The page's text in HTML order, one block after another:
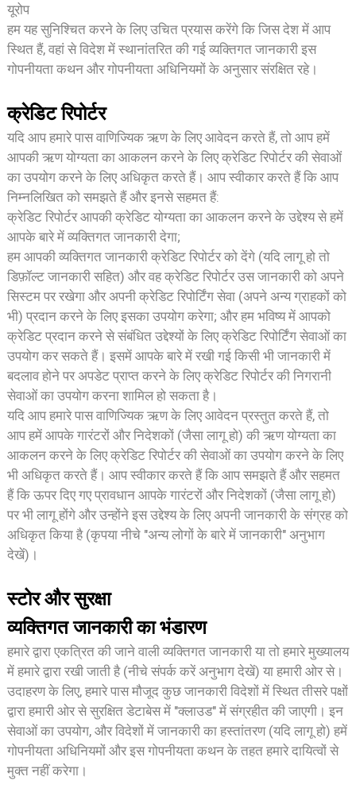
यूरोप
हम यह सुनिश्चित करने के लिए उचित प्रयास करेंगे कि जिस देश में आप
स्थित हैं, वहां से विदेश में स्थानांतरित की गई व्यक्तिगत जानकारी इस
गोपनीयता कथन और गोपनीयता अधिनियमों के अनुसार संरक्षित रहे।
क्रेडिट रिपोर्टर
यदि आप हमारे पास वाणिज्यिक ऋण के लिए आवेदन करते हैं, तो आप हमें
आपकी ऋण योग्यता का आकलन करने के लिए क्रेडिट रिपोर्टर की सेवाओं
का उपयोग करने के लिए अधिकृत करते हैं। आप स्वीकार करते हैं कि आप
निम्नलिखित को समझते हैं और इनसे सहमत हैं:
क्रेडिट रिपोर्टर आपकी क्रेडिट योग्यता का आकलन करने के उद्देश्य से हमें
आपके बारे में व्यक्तिगत जानकारी देगा;
हम आपकी व्यक्तिगत जानकारी क्रेडिट रिपोर्टर को देंगे (यदि लागू हो तो
डिफ़ॉल्ट जानकारी सहित) और वह क्रेडिट रिपोर्टर उस जानकारी को अपने
सिस्टम पर रखेगा और अपनी क्रेडिट रिपोर्टिंग सेवा (अपने अन्य ग्राहकों को
भी) प्रदान करने के लिए इसका उपयोग करेगा; और हम भविष्य में आपको
क्रेडिट प्रदान करने से संबंधित उद्देश्यों के लिए क्रेडिट रिपोर्टिंग सेवाओं का
उपयोग कर सकते हैं। इसमें आपके बारे में रखी गई किसी भी जानकारी में
बदलाव होने पर अपडेट प्राप्त करने के लिए क्रेडिट रिपोर्टर की निगरानी
सेवाओं का उपयोग करना शामिल हो सकता है।
यदि आप हमारे पास वाणिज्यिक ऋण के लिए आवेदन प्रस्तुत करते हैं, तो
आप हमें आपके गारंटरों और निदेशकों (जैसा लागू हो) की ऋण योग्यता का
आकलन करने के लिए क्रेडिट रिपोर्टर की सेवाओं का उपयोग करने के लिए
भी अधिकृत करते हैं। आप स्वीकार करते हैं कि आप समझते हैं और सहमत
हैं कि ऊपर दिए गए प्रावधान आपके गारंटरों और निदेशकों (जैसा लागू हो)
पर भी लागू होंगे और उन्होंने इस उद्देश्य के लिए अपनी जानकारी के संग्रह को
अधिकृत किया है (कृपया नीचे "अन्य लोगों के बारे में जानकारी" अनुभाग
देखें)।
स्टोर और सुरक्षा
व्यक्तिगत जानकारी का भंडारण
हमारे द्वारा एकत्रित की जाने वाली व्यक्तिगत जानकारी या तो हमारे मुख्यालय
में हमारे द्वारा रखी जाती है (नीचे संपर्क करें अनुभाग देखें) या हमारी ओर से।
उदाहरण के लिए, हमारे पास मौजूद कुछ जानकारी विदेशों में स्थित तीसरे पक्षों
द्वारा हमारी ओर से सुरक्षित डेटाबेस में "क्लाउड" में संग्रहीत की जाएगी। इन
सेवाओं का उपयोग, और विदेशों में जानकारी का हस्तांतरण (यदि लागू हो) हमें
गोपनीयता अधिनियमों और इस गोपनीयता कथन के तहत हमारे दायित्वों से
मुक्त नहीं करेगा।